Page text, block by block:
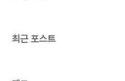
최근 포스트